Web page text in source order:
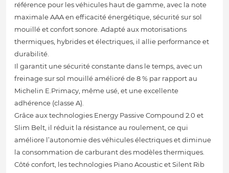
référence pour les véhicules haut de gamme, avec la note
maximale AAA en efficacité énergétique, sécurité sur sol
mouillé et confort sonore. Adapté aux motorisations
thermiques, hybrides et électriques, il allie performance et
durabilité.
Il garantit une sécurité constante dans le temps, avec un
freinage sur sol mouillé amélioré de 8 % par rapport au
Michelin E.Primacy, même usé, et une excellente
adhérence (classe A).
Grâce aux technologies Energy Passive Compound 2.0 et
Slim Belt, il réduit la résistance au roulement, ce qui
améliore l’autonomie des véhicules électriques et diminue
la consommation de carburant des modèles thermiques.
Côté confort, les technologies Piano Acoustic et Silent Rib